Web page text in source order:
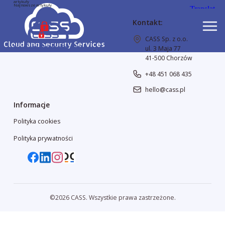
artykuły
Najnowsze artykuły
Kontakt:
CASS Sp. z o.o.
ul. 3 Maja 77
41-500 Chorzów
+48 451 068 435
hello@cass.pl
Informacje
Polityka cookies
Polityka prywatności
©2026 CASS. Wszystkie prawa zastrzeżone.